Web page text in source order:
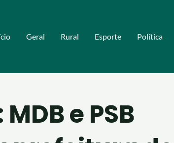
Geral Rural Esporte Política
e PSB